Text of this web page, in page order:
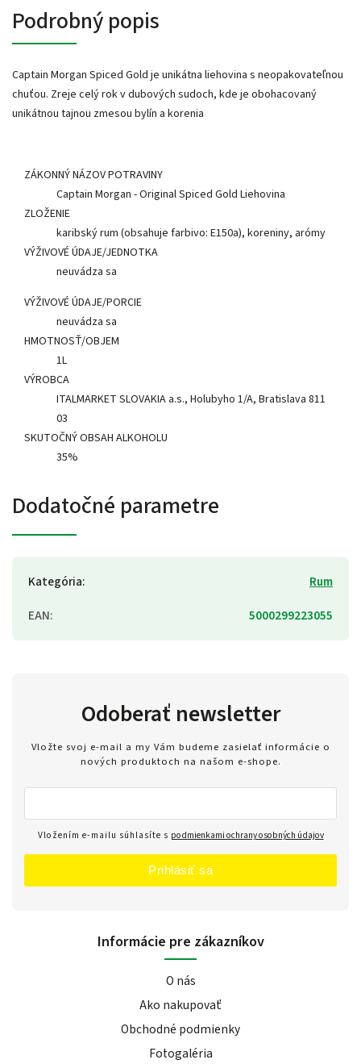
Podrobný popis
Captain Morgan Spiced Gold je unikátna liehovina s neopakovateľnou
chuťou. Zreje celý rok v dubových sudoch, kde je obohacovaný
unikátnou tajnou zmesou bylín a korenia
ZÁKONNÝ NÁZOV POTRAVINY
Captain Morgan - Original Spiced Gold Liehovina
ZLOŽENIE
karibský rum (obsahuje farbivo: E150a), koreniny, arómy
VÝŽIVOVÉ ÚDAJE/JEDNOTKA
neuvádza sa
VÝŽIVOVÉ ÚDAJE/PORCIE
neuvádza sa
HMOTNOSŤ/OBJEM
1L
VÝROBCA
ITALMARKET SLOVAKIA a.s., Holubyho 1/A, Bratislava 811
03
SKUTOČNÝ OBSAH ALKOHOLU
35%
Dodatočné parametre
Kategória:
Rum
EAN: 5000299223055
Odoberať newsletter
Vložte svoj e-mail a my Vám budeme zasielať informácie o
nových produktoch na našom e-shope.
Vložením e-mailu súhlasíte s podmienkami ochrany osobných údajov
Prihlásiť sa
Informácie pre zákazníkov
O nás
Ako nakupovať
Obchodné podmienky
Fotogaléria